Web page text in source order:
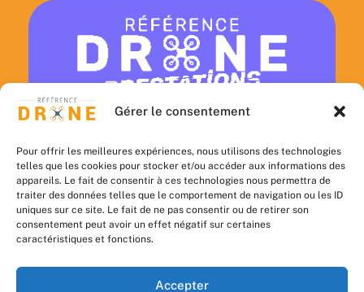
Gérer le consentement
Pour offrir les meilleures expériences, nous utilisons des technologies
telles que les cookies pour stocker et/ou accéder aux informations des
appareils. Le fait de consentir à ces technologies nous permettra de
traiter des données telles que le comportement de navigation ou les ID
uniques sur ce site. Le fait de ne pas consentir ou de retirer son
consentement peut avoir un effet négatif sur certaines
caractéristiques et fonctions.
Accepter
PRESTATIONS
DRONE